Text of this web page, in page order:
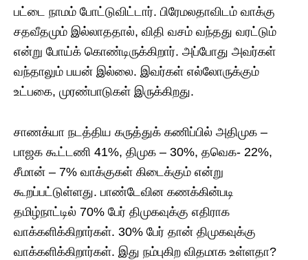
பட்டை நாமம் போட்டுவிட்டார். பிரேமலதாவிடம் வாக்கு
சதவீதமும் இல்லாததால், விதி வசம் வந்தது வரட்டும்
என்று போய்க் கொண்டிருக்கிறார். அப்போது அவர்கள்
வந்தாலும் பயன் இல்லை. இவர்கள் எல்லோருக்கும்
உட்பகை, முரண்பாடுகள் இருக்கிறது.
சாணக்யா நடத்திய கருத்துக் கணிப்பில் அதிமுக –
பாஜக கூட்டணி 41%, திமுக – 30%, தவெக- 22%,
சீமான் – 7% வாக்குகள் கிடைக்கும் என்று
கூறப்பட்டுள்ளது. பாண்டேவின கணக்கின்படி
தமிழ்நாட்டில் 70% பேர் திமுகவுக்கு எதிராக
வாக்களிக்கிறார்கள். 30% பேர் தான் திமுகவுக்கு
வாக்களிக்கிறார்கள். இது நம்புகிற விதமாக உள்ளதா?